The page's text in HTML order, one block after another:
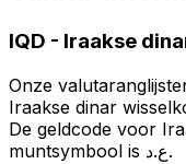
IQD - Iraakse
Onze
Iraakse dinar
De geldcode voor
muntsymbool is ع.د.